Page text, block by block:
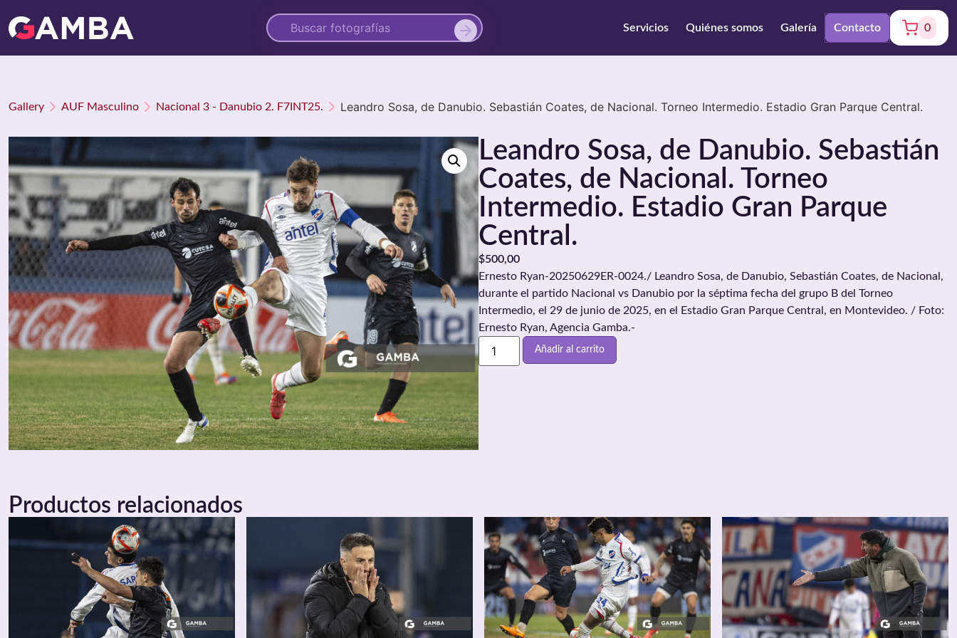
Servicios Quiénes somos Galería Contacto 0
Gallery AUF Masculino Nacional 3 - Danubio 2. F7INT25. Leandro Sosa, de Danubio. Sebastián Coates, de Nacional. Torneo Intermedio. Estadio Gran Parque Central.
Leandro Sosa, de Danubio. Sebastián
Coates, de Nacional. Torneo
Intermedio. Estadio Gran Parque
Central.
$500,00
Ernesto Ryan-20250629ER-0024./ Leandro Sosa, de Danubio, Sebastián Coates, de Nacional,
durante el partido Nacional vs Danubio por la séptima fecha del grupo B del Torneo
Intermedio, el 29 de junio de 2025, en el Estadio Gran Parque Central, en Montevideo. / Foto:
Ernesto Ryan, Agencia Gamba.-
Añadir al carrito
Productos relacionados